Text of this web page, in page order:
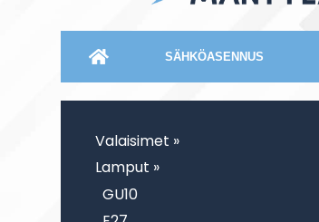
SÄHKÖASENNUS
Valaisimet »
Lamput »
GU10